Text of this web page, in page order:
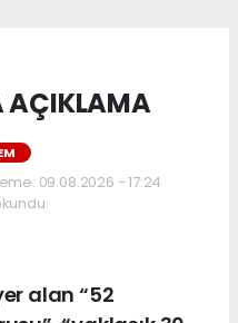
AÇIKLAMA
09.08.2026 - 17:24
alan “52